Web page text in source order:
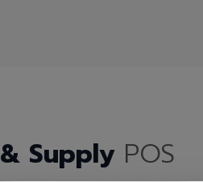
Supply POS